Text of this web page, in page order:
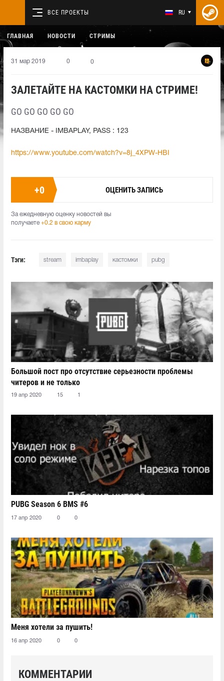
ВСЕ ПРОЕКТЫ RU
ГЛАВНАЯ НОВОСТИ СТРИМЫ
31 мар 2019 0 0
ЗАЛЕТАЙТЕ НА КАСТОМКИ НА СТРИМЕ!
GO GO GO GO GO
НАЗВАНИЕ - IMBAPLAY, PASS : 123
https://www.youtube.com/watch?v=8j_4XPW-HBI
+0 ОЦЕНИТЬ ЗАПИСЬ
За ежедневную оценку новостей вы
получаете +0.2 в свою карму
Тэги: stream imbaplay кастомки pubg
Большой пост про отсутствие серьезности проблемы
читеров и не только
19 апр 2020 15 1
PUBG Season 6 BMS #6
17 апр 2020 0 0
Меня хотели за пушить!
16 апр 2020 0 0
КОММЕНТАРИИ